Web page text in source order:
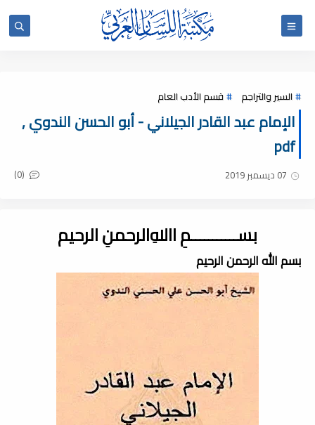
السير والتراجم قسم الأدب العام
الإمام عبد القادر الجيلاني - أبو الحسن الندوي ,
pdf
07 ديسمبر 2019 (0)
بســـــــــــمِ اﷲِالرحمنِ الرحيم
بسم الله الرحمن الرحيم